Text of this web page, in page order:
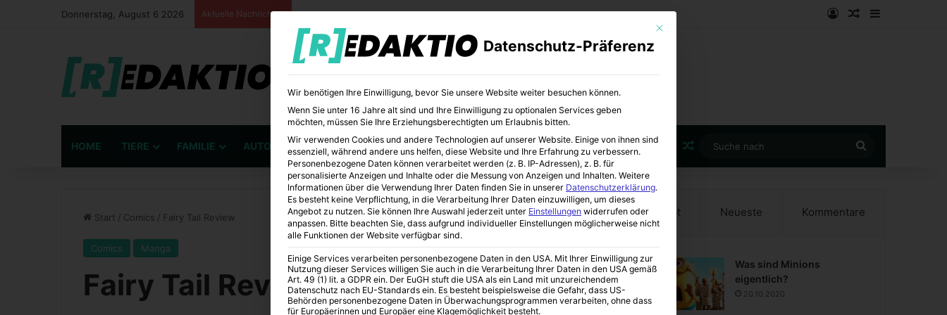
Donnerstag, August 6 2026 Aktuelle Nachrichten AnmeldenZufälliger
HOME TIERE FAMILIE AUTO BÜCHER BILDUNG KUNST Zufälliger Artikel
nach
Start / Comics / Fairy Tail Review
Comics Manga
Fairy Tail Review
Beliebt Neueste Kommentare
Was sind Minions
eigentlich?
20.10.2020
Mit diesem Button wird der Dialog geschlossen. Seine Funktionalität ist
Datenschutz-Präferenz
Wir benötigen Ihre Einwilligung, bevor Sie unsere Website weiter besuchen können.
Wenn Sie unter 16 Jahre alt sind und Ihre Einwilligung zu optionalen Services geben
möchten, müssen Sie Ihre Erziehungsberechtigten um Erlaubnis bitten.
Wir verwenden Cookies und andere Technologien auf unserer Website. Einige von ihnen sind
essenziell, während andere uns helfen, diese Website und Ihre Erfahrung zu verbessern.
Personenbezogene Daten können verarbeitet werden (z. B. IP-Adressen), z. B. für
personalisierte Anzeigen und Inhalte oder die Messung von Anzeigen und Inhalten. Weitere
Informationen über die Verwendung Ihrer Daten finden Sie in unserer Datenschutzerklärung.
Es besteht keine Verpflichtung, in die Verarbeitung Ihrer Daten einzuwilligen, um dieses
Angebot zu nutzen. Sie können Ihre Auswahl jederzeit unter Einstellungen widerrufen oder
anpassen. Bitte beachten Sie, dass aufgrund individueller Einstellungen möglicherweise nicht
alle Funktionen der Website verfügbar sind.
Einige Services verarbeiten personenbezogene Daten in den USA. Mit Ihrer Einwilligung zur
Nutzung dieser Services willigen Sie auch in die Verarbeitung Ihrer Daten in den USA gemäß
Art. 49 (1) lit. a GDPR ein. Der EuGH stuft die USA als ein Land mit unzureichendem
Datenschutz nach EU-Standards ein. Es besteht beispielsweise die Gefahr, dass US-
Behörden personenbezogene Daten in Überwachungsprogrammen verarbeiten, ohne dass
für Europäerinnen und Europäer eine Klagemöglichkeit besteht.